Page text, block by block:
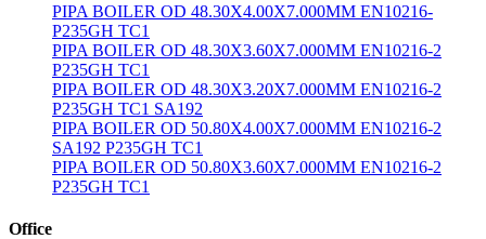
PIPA BOILER OD 48.30X4.00X7.000MM EN10216-
P235GH TC1
PIPA BOILER OD 48.30X3.60X7.000MM EN10216-2
P235GH TC1
PIPA BOILER OD 48.30X3.20X7.000MM EN10216-2
P235GH TC1 SA192
PIPA BOILER OD 50.80X4.00X7.000MM EN10216-2
SA192 P235GH TC1
PIPA BOILER OD 50.80X3.60X7.000MM EN10216-2
P235GH TC1
Office